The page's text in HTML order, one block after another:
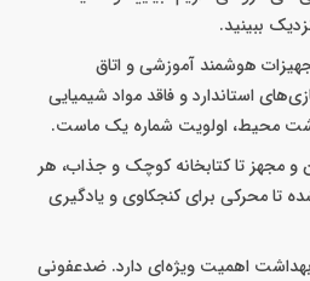
ببینید.
هوشمند آموزشی و اتاق
استاندارد و فاقد مواد شیمیایی
محیط، اولویت شماره یک ماست.
مجهز تا کتابخانه کوچک و جذاب، هر
تا محرکی برای کنجکاوی و یادگیری
اهمیت ویژه‌ای دارد. ضدعفونی